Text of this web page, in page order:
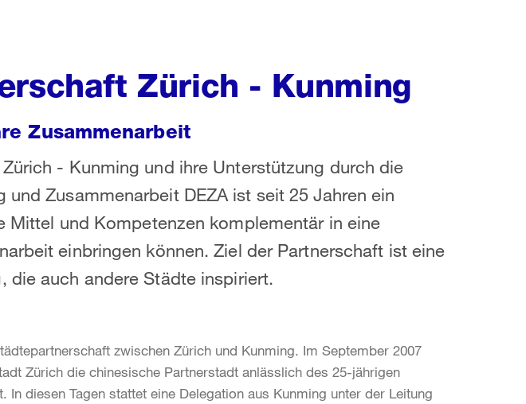
Zürich - Kunming
Zusammenarbeit
- Kunming und ihre Unterstützung durch die
und Zusammenarbeit DEZA ist seit 25 Jahren ein
Mittel und Kompetenzen komplementär in eine
einbringen können. Ziel der Partnerschaft ist eine
die auch andere Städte inspiriert.
zwischen Zürich und Kunming. Im September 2007
Zürich die chinesische Partnerstadt anlässlich des 25-jährigen
In diesen Tagen stattet eine Delegation aus Kunming unter der Leitung